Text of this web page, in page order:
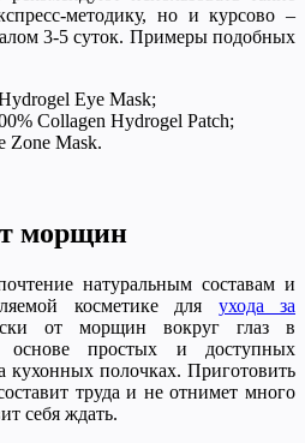
методику, но и курсово –
3-5 суток. Примеры подобных
Eye Mask;
Collagen Hydrogel Patch;
Zone Mask.
морщин
натуральным составам и
косметике для ухода за
от морщин вокруг глаз в
простых и доступных
кухонных полочках. Приготовить
труда и не отнимет много
себя ждать.